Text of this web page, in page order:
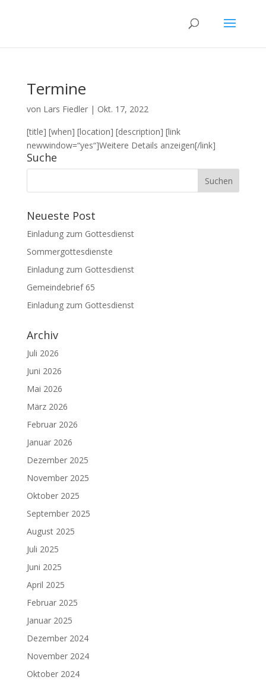
Termine
von Lars Fiedler| Okt. 17, 2022
[title] [when] [location] [description] [link
newwindow=“yes“]Weitere Details anzeigen[/link]
Suche
Neueste Post
Einladung zum Gottesdienst
Sommergottesdienste
Einladung zum Gottesdienst
Gemeindebrief 65
Einladung zum Gottesdienst
Archiv
Juli 2026
Juni 2026
Mai 2026
März 2026
Februar 2026
Januar 2026
Dezember 2025
November 2025
Oktober 2025
September 2025
August 2025
Juli 2025
Juni 2025
April 2025
Februar 2025
Januar 2025
Dezember 2024
November 2024
Oktober 2024